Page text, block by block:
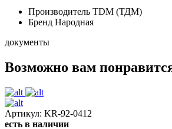
Производитель TDM (ТДМ)
Бренд Народная
документы
Возможно вам
Артикул: KR-92-0412
есть в наличии